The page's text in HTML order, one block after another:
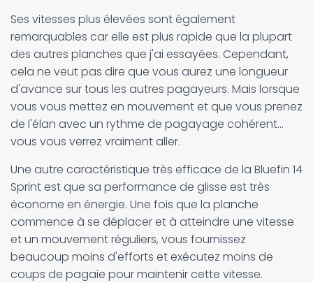
Ses vitesses plus élevées sont également
remarquables car elle est plus rapide que la plupart
des autres planches que j'ai essayées. Cependant,
cela ne veut pas dire que vous aurez une longueur
d'avance sur tous les autres pagayeurs. Mais lorsque
vous vous mettez en mouvement et que vous prenez
de l'élan avec un rythme de pagayage cohérent...
vous vous verrez vraiment aller.
Une autre caractéristique très efficace de la Bluefin 14
Sprint est que sa performance de glisse est très
économe en énergie. Une fois que la planche
commence à se déplacer et à atteindre une vitesse
et un mouvement réguliers, vous fournissez
beaucoup moins d'efforts et exécutez moins de
coups de pagaie pour maintenir cette vitesse.